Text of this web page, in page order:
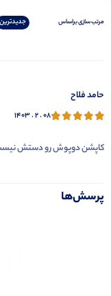
مرتب‌ سازی‌ بر‌اساس جدیدترین
حامد فلاح
۱۴۰۳ . ۲ . ۰۸
کاپشن دوپوش رو دستش
پرسش‌ها